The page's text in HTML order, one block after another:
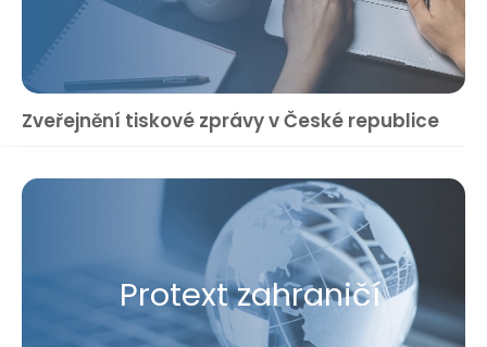
Zveřejnění tiskové zprávy v České republice
Protext zahraničí